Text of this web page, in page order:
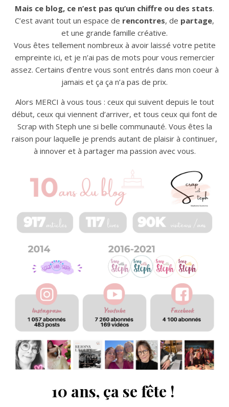
Mais ce blog, ce n’est pas qu’un chiffre ou des stats.
C’est avant tout un espace de rencontres, de partage,
et une grande famille créative.
Vous êtes tellement nombreux à avoir laissé votre petite
empreinte ici, et je n’ai pas de mots pour vous remercier
assez. Certains d’entre vous sont entrés dans mon coeur à
jamais et ça ça n’a pas de prix.
Alors MERCI à vous tous : ceux qui suivent depuis le tout
début, ceux qui viennent d’arriver, et tous ceux qui font de
Scrap with Steph une si belle communauté. Vous êtes la
raison pour laquelle je prends autant de plaisir à continuer,
à innover et à partager ma passion avec vous.
10 ans, ça se fête !